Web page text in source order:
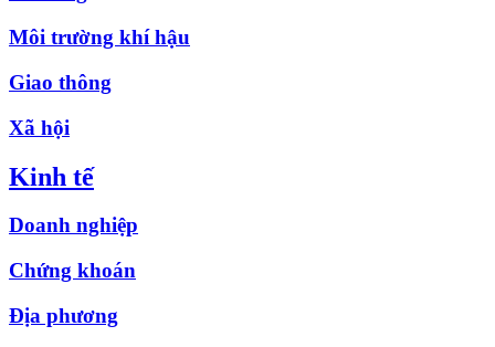
Môi trường khí hậu
Giao thông
Xã hội
Kinh tế
Doanh nghiệp
Chứng khoán
Địa phương